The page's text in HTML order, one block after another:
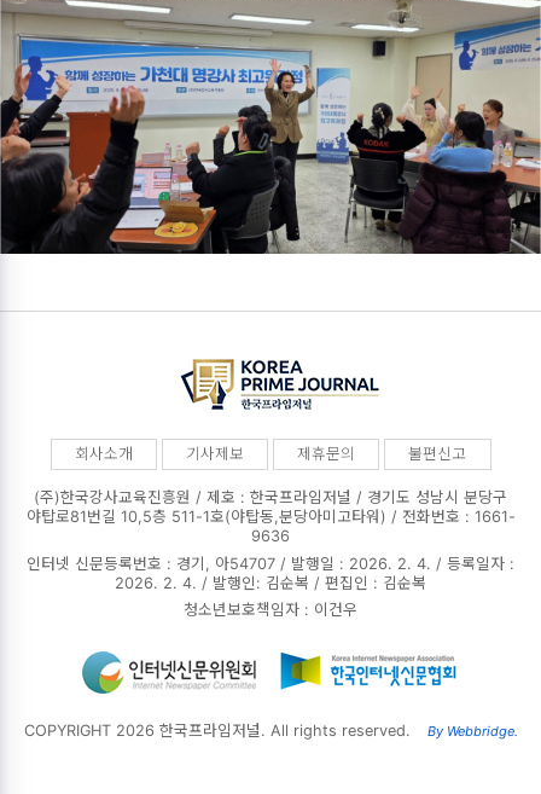
회사소개 기사제보 제휴문의 불편신고
(주)한국강사교육진흥원 / 제호 : 한국프라임저널 / 경기도 성남시 분당구
야탑로81번길 10,5층 511-1호(야탑동,분당아미고타워) / 전화번호 : 1661-
9636
인터넷 신문등록번호 : 경기, 아54707 / 발행일 : 2026. 2. 4. / 등록일자 :
2026. 2. 4. / 발행인: 김순복 / 편집인 : 김순복
청소년보호책임자 : 이건우
COPYRIGHT 2026 한국프라임저널. All rights reserved. By Webbridge.